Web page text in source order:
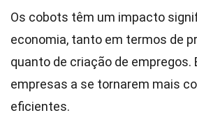
Os cobots têm um impacto
economia, tanto em termos de
quanto de criação de empregos.
empresas a se tornarem mais
eficientes.